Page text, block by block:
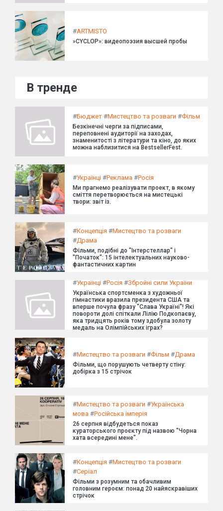
#ARTMISTO
»CYCLOP»: видеопоэзия высшей пробы
В тренде
#Бюджет #Мистецтво та розваги #Фільм
Безкінечні черги за підписами,
переповнені аудиторії на заходах,
знаменитості з літератури та кіно, до яких
можна наблизитися на BestsellerFest.
#Українці #Реклама #Росія
Ми прагнемо реалізувати проект, в якому
сміття перетворюється на мистецькі
твори: звіт із.
#Концепція #Мистецтво та розваги
#Драма
Фільми, подібні до "Інтерстеллар" і
"Початок": 15 інтелектуальних науково-
фантастичних картин
#Українці #Росія #Збройні сили України
Українська спортсменка з художньої
гімнастики вразила президента США та
вперше почула фразу "Слава Україні"! Які
повороти долі спіткали Лілію Подкопаєву,
яка тридцять років тому здобула золоту
медаль на Олімпійських іграх?
#Мистецтво та розваги #Фільм #Драма
Фільми, що порушують четверту стіну:
добірка з 15 стрічок
#Мистецтво та розваги #Українська
мова #Російська імперія
26 серпня відбудеться показ
кураторського проєкту під назвою "Чорна
хата всередині мене".
#Концепція #Мистецтво та розваги
#Серіал
Фільми з розумним та обачливим
головним героєм: понад 20 найяскравіших
стрічок